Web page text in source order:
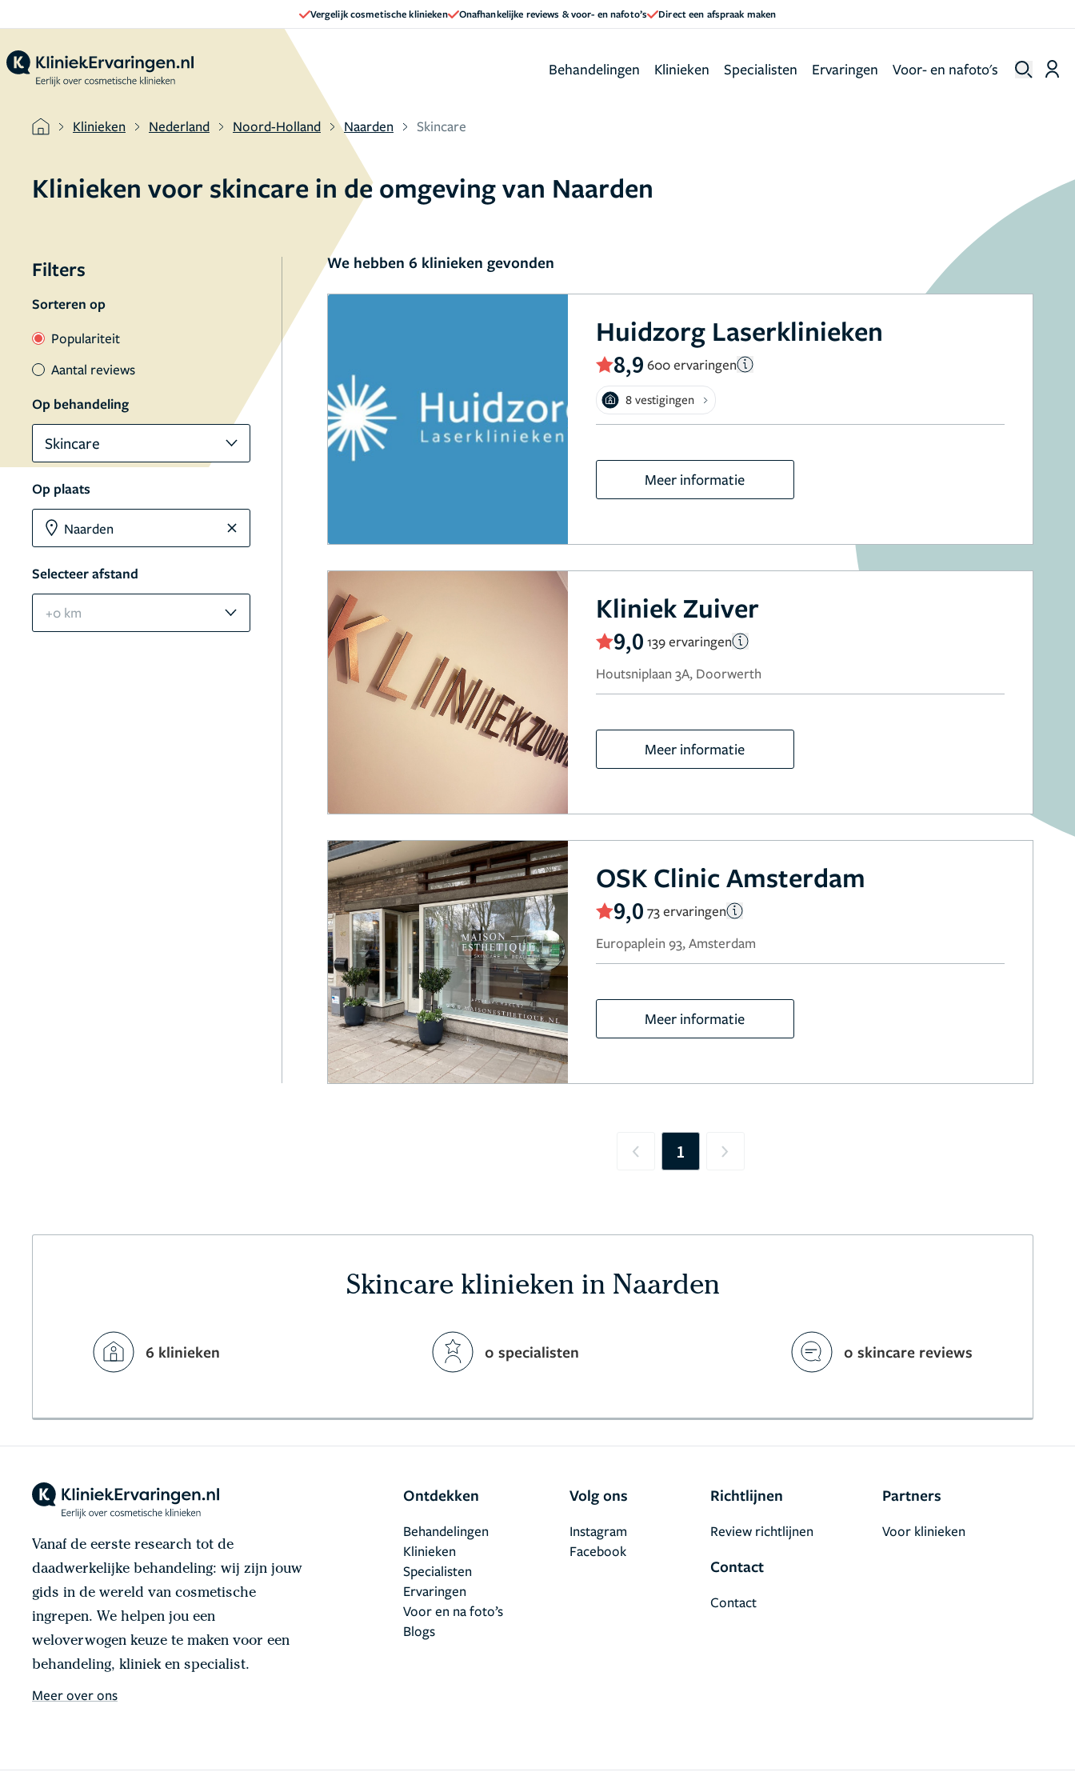
Vergelijk cosmetische klinieken Onafhankelijke reviews & voor- en nafoto’s Direct een afspraak maken
Behandelingen Klinieken Specialisten Ervaringen Voor- en nafoto's
Klinieken Nederland Noord-Holland Naarden Skincare
Klinieken voor skincare in de omgeving van Naarden
Filters
Sorteren op
Populariteit
Aantal reviews
Op behandeling
Skincare
Op plaats
Selecteer afstand
+0 km
We hebben 6 klinieken gevonden
Huidzorg Laserklinieken
8,9 600 ervaringen
8 vestigingen
Meer informatie
Kliniek Zuiver
9,0 139 ervaringen
Houtsniplaan 3A, Doorwerth
Meer informatie
OSK Clinic Amsterdam
9,0 73 ervaringen
Europaplein 93, Amsterdam
Meer informatie
Previous
1 Next
Skincare klinieken in Naarden
6 klinieken 0 specialisten 0 skincare reviews
Vanaf de eerste research tot de
daadwerkelijke behandeling: wij zijn jouw
gids in de wereld van cosmetische
ingrepen. We helpen jou een
weloverwogen keuze te maken voor een
behandeling, kliniek en specialist.
Meer over ons
Ontdekken
Behandelingen
Klinieken
Specialisten
Ervaringen
Voor en na foto’s
Blogs
Volg ons
Facebook
Instagram
Richtlijnen
Review richtlijnen
Contact
Contact
Partners
Voor klinieken